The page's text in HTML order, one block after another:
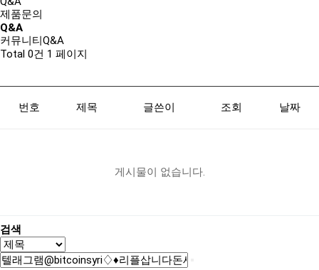
제품문의
Q&A
커뮤니티Q&A
Total 0건 1 페이지
번호 제목 글쓴이 조회 날짜
게시물이 없습니다.
검색